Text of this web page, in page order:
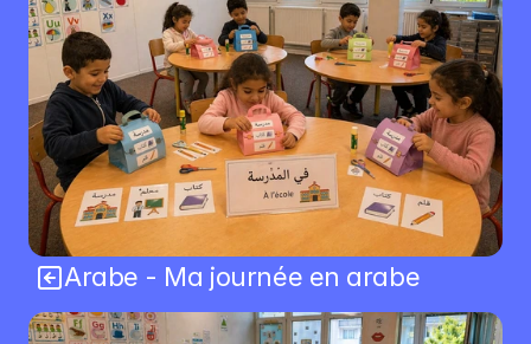
Arabe - Ma journée en arabe